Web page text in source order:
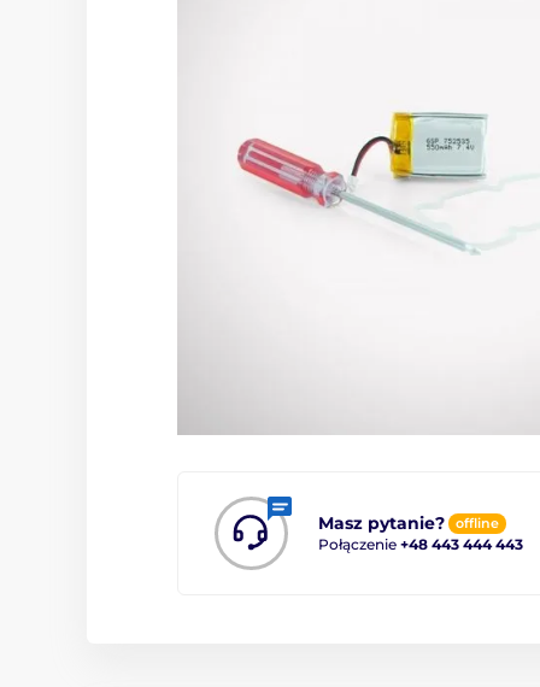
Masz pytanie? offline
Połączenie +48 443 444 443